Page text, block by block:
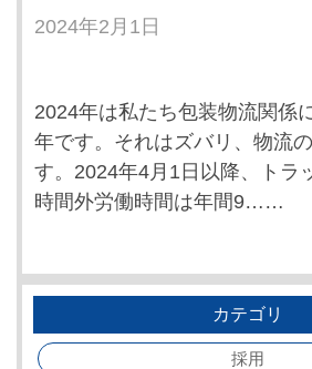
2024年2月1日
2024年は私たち包装物流関係
年です。それはズバリ、物流
す。2024年4月1日以降、トラ
時間外労働時間は年間9……
カテゴリ
採用